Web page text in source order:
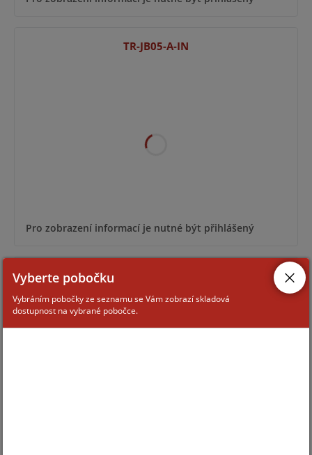
TR-JB05-A-IN
Pro zobrazení informací je nutné být přihlášený
TR-JB05-A-IN-BLACK
Vyberte pobočku
Vybráním pobočky ze seznamu se Vám zobrazí skladová
dostupnost na vybrané pobočce.